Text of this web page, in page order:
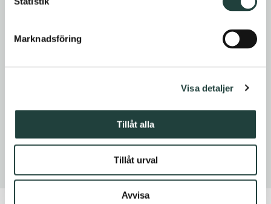
Marknadsföring
Visa detaljer
Tillåt alla
Tillåt urval
Avvisa
Karlstad
Norra Strandgatan 17
Lägenheter: 11 st, 1-2 rok